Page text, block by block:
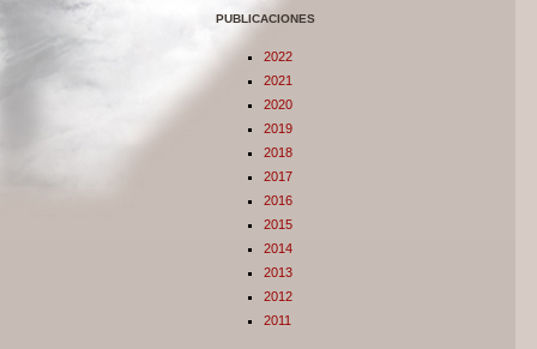
PUBLICACIONES
2022
2021
2020
2019
2018
2017
2016
2015
2014
2013
2012
2011